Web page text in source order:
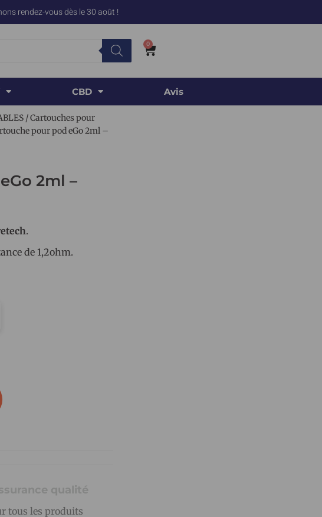
rendez-vous dès le 30 août !
0
CBD Avis
/Cartouches pour
pour pod eGo 2ml –
2ml –
.
de 1,2ohm.
qualité
tous les produits